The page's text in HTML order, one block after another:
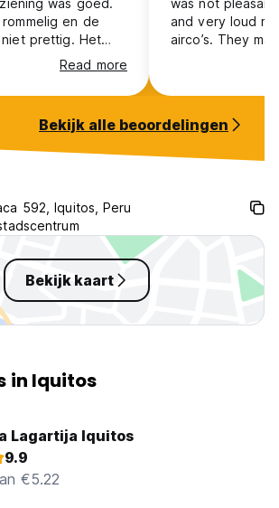
was goed.
en de
prettig. Het
erg nors.Read more
was not
and very loud
airco’s. They
water on. I don’t
the switch for
Bekijk alle beoordelingen
592, Iquitos, Peru
Bekijk kaart
in Iquitos
Lagartija Iquitos
9.9
€5.22